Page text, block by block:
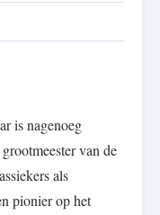
is nagenoeg
van de
als
pionier op het